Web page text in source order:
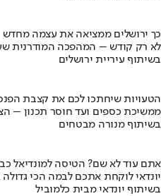
כך ירושלים ממציאה את עצמה מחדש
לא רק קודש – המהפכה המודרנית
בשיתוף עיריית ירושלים
הטעויות שיחתכו לכם את קצבת
ממשיכת כספים ועד חוסר תכנון –
בשיתוף מנורה מבטחים
אתם עוד לא שם? הטיסה למונדיאל
יונדאי לוקחת אתכם לבמה הכי גדולה
בשיתוף יונדאי מבית כלמוביל